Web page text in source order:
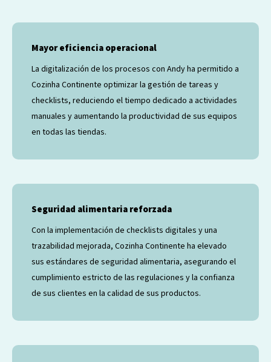
Mayor eficiencia operacional
La digitalización de los procesos con Andy ha permitido a
Cozinha Continente optimizar la gestión de tareas y
checklists, reduciendo el tiempo dedicado a actividades
manuales y aumentando la productividad de sus equipos
en todas las tiendas.
Seguridad alimentaria reforzada
Con la implementación de checklists digitales y una
trazabilidad mejorada, Cozinha Continente ha elevado
sus estándares de seguridad alimentaria, asegurando el
cumplimiento estricto de las regulaciones y la confianza
de sus clientes en la calidad de sus productos.